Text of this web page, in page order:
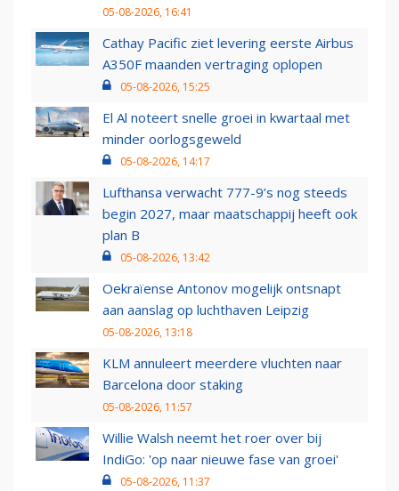
05-08-2026, 16:41
Cathay Pacific ziet levering eerste Airbus
A350F maanden vertraging oplopen
05-08-2026, 15:25
El Al noteert snelle groei in kwartaal met
minder oorlogsgeweld
05-08-2026, 14:17
Lufthansa verwacht 777-9’s nog steeds
begin 2027, maar maatschappij heeft ook
plan B
05-08-2026, 13:42
Oekraïense Antonov mogelijk ontsnapt
aan aanslag op luchthaven Leipzig
05-08-2026, 13:18
KLM annuleert meerdere vluchten naar
Barcelona door staking
05-08-2026, 11:57
Willie Walsh neemt het roer over bij
IndiGo: 'op naar nieuwe fase van groei'
05-08-2026, 11:37